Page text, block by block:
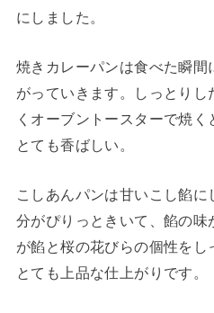
にしました。
焼きカレーパンは食べた瞬
がっていきます。しっとり
くオーブントースターで焼
とても香ばしい。
こしあんパンは甘いこし餡
分がぴりっときいて、餡の
が餡と桜の花びらの個性をし
とても上品な仕上がりです。